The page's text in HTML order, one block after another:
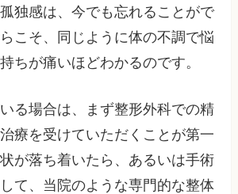
独感は、今でも忘れることがで
こそ、同じように体の不調で悩
ちが痛いほどわかるのです。
る場合は、まず整形外科での精
療を受けていただくことが第一
が落ち着いたら、あるいは手術
て、当院のような専門的な整体